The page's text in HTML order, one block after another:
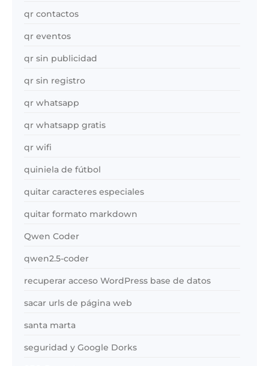
qr contactos
qr eventos
qr sin publicidad
qr sin registro
qr whatsapp
qr whatsapp gratis
qr wifi
quiniela de fútbol
quitar caracteres especiales
quitar formato markdown
Qwen Coder
qwen2.5-coder
recuperar acceso WordPress base de datos
sacar urls de página web
santa marta
seguridad y Google Dorks